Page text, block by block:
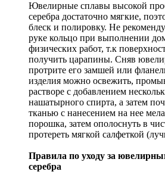
Ювелирные сплавы высокой
серебра достаточно мягкие,
блеск и полировку. Не
руке кольцо при выполнении
физических работ, т.к
получить царапины. Сняв
протрите его замшей или
изделия можно освежить,
растворе с добавлением
нашатырного спирта, а затем
тканью с нанесением на нее
порошка, затем ополоснуть в
протереть мягкой салфеткой
Правила по уходу за
серебра